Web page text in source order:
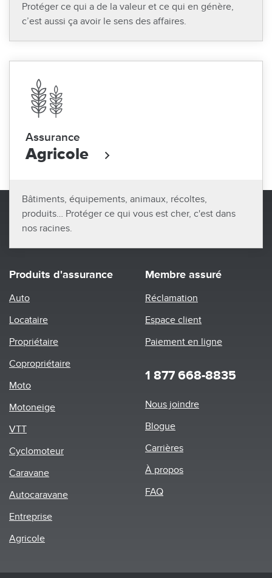
Protéger ce qui a de la valeur et ce qui en génère,
c’est aussi ça avoir le sens des affaires.
Assurance
Agricole
Bâtiments, équipements, animaux, récoltes,
produits… Protéger ce qui vous est cher, c'est dans
nos racines.
Produits d'assurance
Auto
Locataire
Propriétaire
Copropriétaire
Moto
Motoneige
VTT
Cyclomoteur
Caravane
Autocaravane
Entreprise
Agricole
Membre assuré
Réclamation
Espace client
Paiement en ligne
1 877 668-8835
Footer
Nous joindre
Blogue
Carrières
À propos
FAQ